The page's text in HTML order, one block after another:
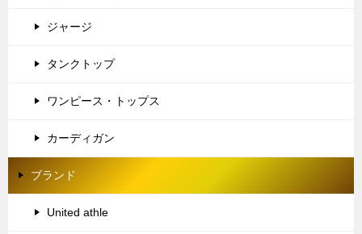
ジャージ
タンクトップ
ワンピース・トップス
カーディガン
ブランド
United athle